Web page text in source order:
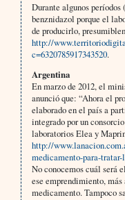
Durante algunos períodos
benznidazol porque el
de producirlo,
http://
c=6320785917343520.
Argentina
En marzo de 2012, el
anunció que: “Ahora el
elaborado en el país a
integrado por un
laboratorios Elea y
http://
medicamento-para-tratar-
No conocemos cuál será
ese emprendimiento,
medicamento. Tampoco